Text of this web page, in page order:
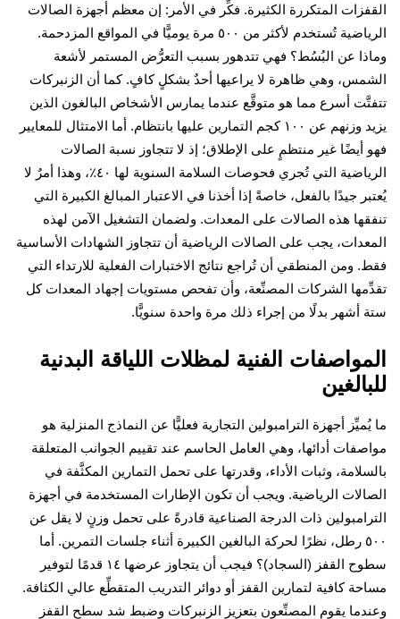
المتكررة الكثيرة. فكِّر في الأمر: إن معظم أجهزة الصالات
الرياضية تُستخدم لأكثر من ٥٠٠ مرة يوميًّا في المواقع المزدحمة.
عن البُسُط؟ فهي تتدهور بسبب التعرُّض المستمر لأشعة
وهي ظاهرة لا يراعيها أحدٌ بشكلٍ كافٍ. كما أن الزنبركات
أسرع مما هو متوقَّع عندما يمارس الأشخاص البالغون الذين
يزيد وزنهم عن ١٠٠ كجم التمارين عليها بانتظام. أما الامتثال للمعايير
أيضًا غير منتظمٍ على الإطلاق؛ إذ لا تتجاوز نسبة الصالات
الرياضية التي تُجري فحوصات السلامة السنوية لها ٤٠٪، وهذا أمرٌ لا
جيدًا بالفعل، خاصةً إذا أخذنا في الاعتبار المبالغ الكبيرة التي
هذه الصالات على المعدات. ولضمان التشغيل الآمن لهذه
يجب على الصالات الرياضية أن تتجاوز الشهادات الأساسية
ومن المنطقي أن تُراجع نتائج الاختبارات الفعلية للارتداء التي
الشركات المصنِّعة، وأن تفحص مستويات إجهاد المعدات كل
أشهر بدلًا من إجراء ذلك مرة واحدة سنويًّا.
الفنية لمظلات اللياقة البدنية
أجهزة الترامبولين التجارية فعليًّا عن النماذج المنزلية هو
أدائها، وهي العامل الحاسم عند تقييم الجوانب المتعلقة
وثبات الأداء، وقدرتها على تحمل التمارين المكثَّفة في
الرياضية. ويجب أن تكون الإطارات المستخدمة في أجهزة
ذات الدرجة الصناعية قادرةً على تحمل وزنٍ لا يقل عن
٥٠٠ رطل، نظرًا لحركة البالغين الكبيرة أثناء جلسات التمرين. أما
سطوح القفز (السجاد)؟ فيجب أن يتجاوز عرضها ١٤ قدمًا لتوفير
كافية لتمارين القفز أو دوائر التدريب المتقطِّع عالي الكثافة.
يقوم المصنِّعون بتعزيز الزنبركات وضبط شد سطح القفز